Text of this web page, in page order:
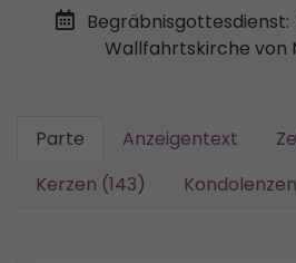
Begräbnisgottesdienst:
Wallfahrtskirche von
Parte Anzeigentext
Kerzen (143)